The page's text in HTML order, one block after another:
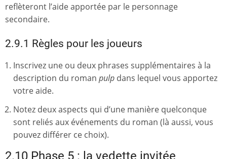
reflèteront l’aide apportée par le personnage
secondaire.
2.9.1 Règles pour les joueurs
Inscrivez une ou deux phrases supplémentaires à la
description du roman pulp dans lequel vous apportez
votre aide.
Notez deux aspects qui d’une manière quelconque
sont reliés aux événements du roman (là aussi, vous
pouvez différer ce choix).
2.10 Phase 5 : la vedette invitée